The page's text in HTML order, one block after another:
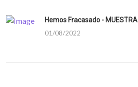
Hemos Fracasado - MUESTRA
01/08/2022